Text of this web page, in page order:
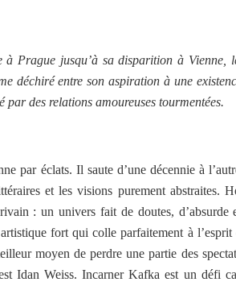
à Prague jusqu’à sa disparition à
déchiré entre son aspiration à une
par des relations amoureuses tourmentées.
par éclats. Il saute d’une décennie à
et les visions purement abstraites.
: un univers fait de doutes, d’absurde
fort qui colle parfaitement à
moyen de perdre une partie des
Idan Weiss. Incarner Kafka est un défi